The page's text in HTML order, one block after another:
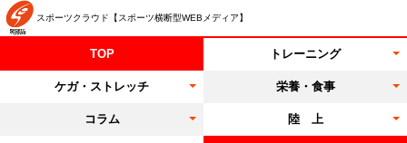
スポーツクラウド【スポーツ横断型WEBメディア】
TOP トレーニング
ケガ・ストレッチ 栄養・食事
コラム 陸 上